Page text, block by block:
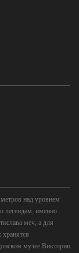
метров над уровнем
легендам, именно
меч, а для
музее Виктории